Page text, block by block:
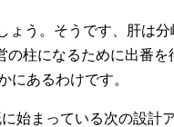
ょう。そうです、肝は
の柱になるために出番
にあるわけです。
始まっている次の設計